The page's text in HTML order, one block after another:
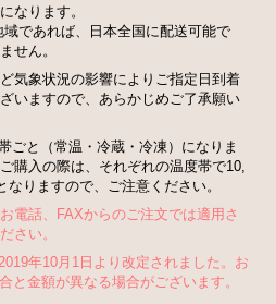
なります。
であれば、日本全国に配送可能で
せん。
気象状況の影響によりご指定日到着
いますので、あらかじめご了承願い
ごと（常温・冷蔵・冷凍）になりま
購入の際は、それぞれの温度帯で10,
りますので、ご注意ください。
電話、FAXからのご注文では適用さ
さい。
年10月1日より改定されました。お
と金額が異なる場合がございます。